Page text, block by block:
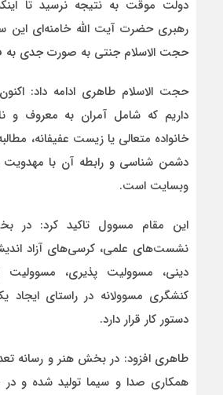
رهبری حضرت آیت الله خامنه‌ای این
حجت الاسلام جنتی به صورت جدی به
حجت الاسلام طاهری ادامه داد:
داریم که شامل آمران به معروف و
خانواده متعالی یا زیست عفیفانه،
دشمن شناسی و رابطه آن با مهدویت
وبسایت است.
این مقام مسوول تاکید کرد: در
نشست‌های علمی، کرسی‌های آزاد
دینی، مسوولیت پذیری، مسوولیت
کنشگری مسوولانه در راستای ایجاد
دستور کار قرار دارد.
طاهری افزود: در بخش هنر و رسانه
همکاری صدا و سیما تولید شده و در